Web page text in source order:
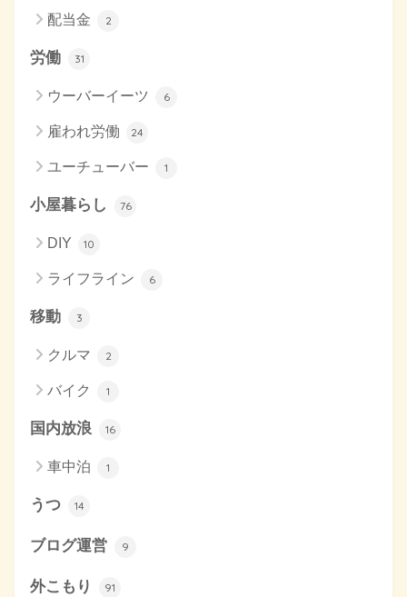
配当金 2
労働 31
ウーバーイーツ 6
雇われ労働 24
ユーチューバー 1
小屋暮らし 76
DIY 10
ライフライン 6
移動 3
クルマ 2
バイク 1
国内放浪 16
車中泊 1
うつ 14
ブログ運営 9
外こもり 91